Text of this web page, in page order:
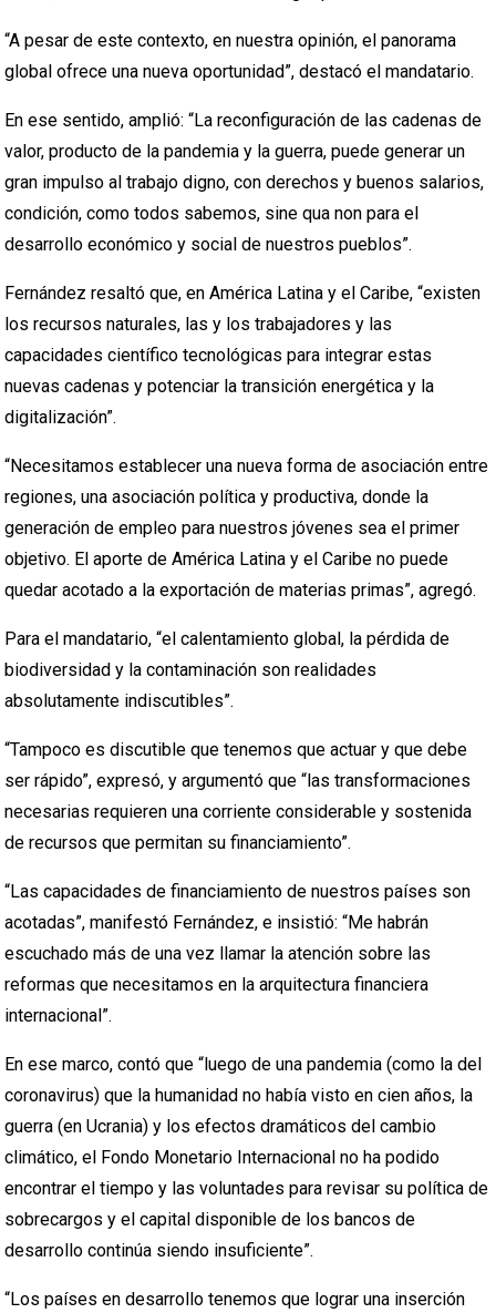
“A pesar de este contexto, en nuestra opinión, el panorama
global ofrece una nueva oportunidad”, destacó el mandatario.
En ese sentido, amplió: “La reconfiguración de las cadenas de
valor, producto de la pandemia y la guerra, puede generar un
gran impulso al trabajo digno, con derechos y buenos salarios,
condición, como todos sabemos, sine qua non para el
desarrollo económico y social de nuestros pueblos”.
Fernández resaltó que, en América Latina y el Caribe, “existen
los recursos naturales, las y los trabajadores y las
capacidades científico tecnológicas para integrar estas
nuevas cadenas y potenciar la transición energética y la
digitalización”.
“Necesitamos establecer una nueva forma de asociación entre
regiones, una asociación política y productiva, donde la
generación de empleo para nuestros jóvenes sea el primer
objetivo. El aporte de América Latina y el Caribe no puede
quedar acotado a la exportación de materias primas”, agregó.
Para el mandatario, “el calentamiento global, la pérdida de
biodiversidad y la contaminación son realidades
absolutamente indiscutibles”.
“Tampoco es discutible que tenemos que actuar y que debe
ser rápido”, expresó, y argumentó que “las transformaciones
necesarias requieren una corriente considerable y sostenida
de recursos que permitan su financiamiento”.
“Las capacidades de financiamiento de nuestros países son
acotadas”, manifestó Fernández, e insistió: “Me habrán
escuchado más de una vez llamar la atención sobre las
reformas que necesitamos en la arquitectura financiera
internacional”.
En ese marco, contó que “luego de una pandemia (como la del
coronavirus) que la humanidad no había visto en cien años, la
guerra (en Ucrania) y los efectos dramáticos del cambio
climático, el Fondo Monetario Internacional no ha podido
encontrar el tiempo y las voluntades para revisar su política de
sobrecargos y el capital disponible de los bancos de
desarrollo continúa siendo insuficiente”.
“Los países en desarrollo tenemos que lograr una inserción